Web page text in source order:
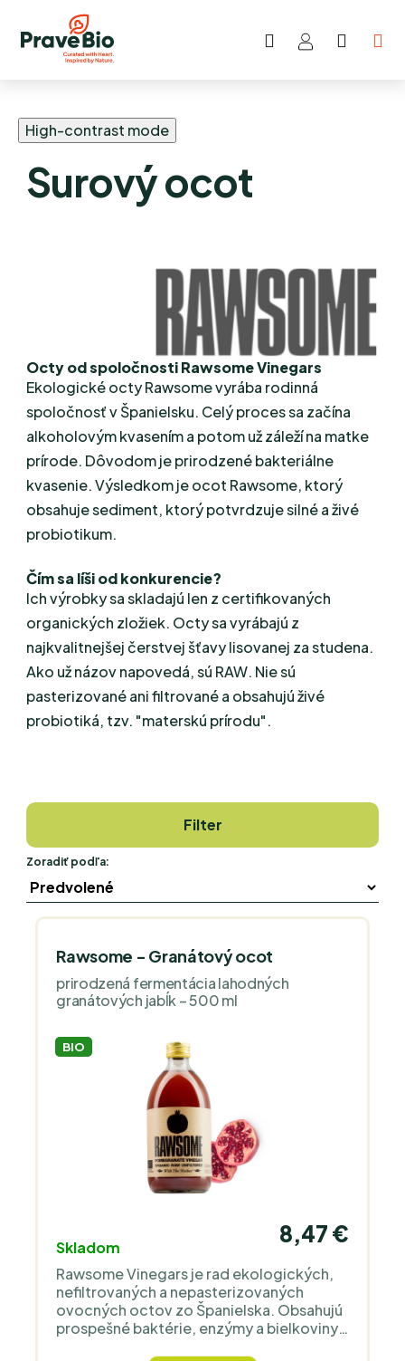
Prejsť
Hľadať
High-contrast mode
Surový ocot
Octy od spoločnosti Rawsome Vinegars
Ekologické octy Rawsome vyrába rodinná
spoločnosť v Španielsku. Celý proces sa začína
alkoholovým kvasením a potom už záleží na matke
prírode. Dôvodom je prirodzené bakteriálne
kvasenie. Výsledkom je ocot Rawsome, ktorý
obsahuje sediment, ktorý potvrdzujesilné a živé
probiotikum.
Čím sa líši od konkurencie?
Ich výrobky sa skladajú len z certifikovaných
organických zložiek. Octy sa vyrábajú z
najkvalitnejšej čerstvej šťavy lisovanej za studena.
Ako už názov napovedá, sú RAW. Nie sú
pasterizované ani filtrované a obsahujú živé
probiotiká, tzv. "materskú prírodu".
Filter
Zoradiť podľa:
Rawsome - Granátový ocot
prirodzená fermentácia lahodných
granátových jabĺk – 500 ml
BIO
Skladom
8,47 €
Rawsome Vinegars je rad ekologických,
nefiltrovaných a nepasterizovaných
ovocných octov zo Španielska. Obsahujú
prospešné baktérie, enzýmy a bielkoviny.